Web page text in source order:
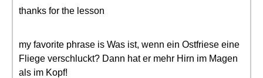
thanks for the lesson
my favorite phrase is Was ist, wenn ein Ostfriese eine
Fliege verschluckt? Dann hat er mehr Hirn im Magen
als im Kopf!